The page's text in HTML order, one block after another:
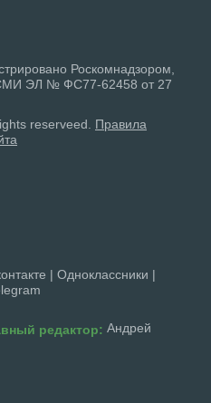
Роскомнадзором,
СМИ ЭЛ № ФС77-62458 от 27
reserveed. Правила
| Одноклассники |
редактор: Андрей